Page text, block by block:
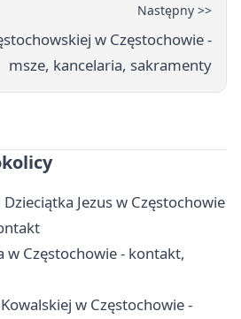
Następny >>
w Częstochowie -
msze, kancelaria, sakramenty
Jezus w Częstochowie
w Częstochowie - kontakt,
w Częstochowie -